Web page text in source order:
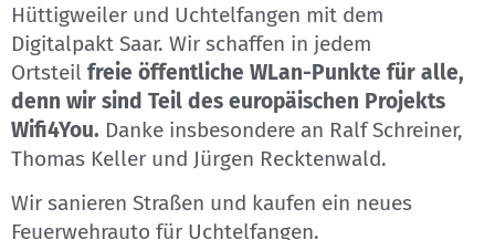
Hüttigweiler und Uchtelfangen mit dem
Digitalpakt Saar. Wir schaffen in jedem
Ortsteil freie öffentliche WLan-Punkte für alle,
denn wir sind Teil des europäischen Projekts
Wifi4You. Danke insbesondere an Ralf Schreiner,
Thomas Keller und Jürgen Recktenwald.
Wir sanieren Straßen und kaufen ein neues
Feuerwehrauto für Uchtelfangen.